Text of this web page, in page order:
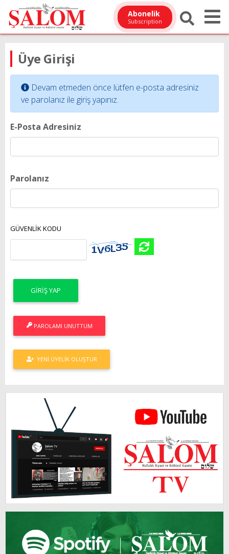
Abonelik
Subscription
Üye Girişi
Devam etmeden önce lütfen e-posta adresiniz
ve parolanız ile giriş yapınız.
E-Posta Adresiniz
Parolanız
GÜVENLİK KODU
PAROLAMI UNUTTUM
YENI ÜYELIK OLUŞTUR